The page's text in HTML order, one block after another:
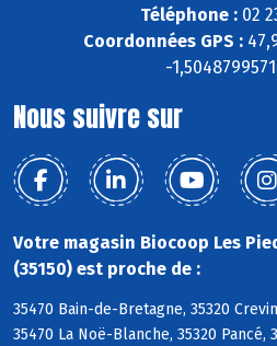
Téléphone :02
Coordonnées GPS :
-
Nous suivre sur
Votre magasin Biocoop Les
(35150) est proche de :
35470 Bain-de-Bretagne, 35320
35470 La Noë-Blanche, 35320 Pancé,